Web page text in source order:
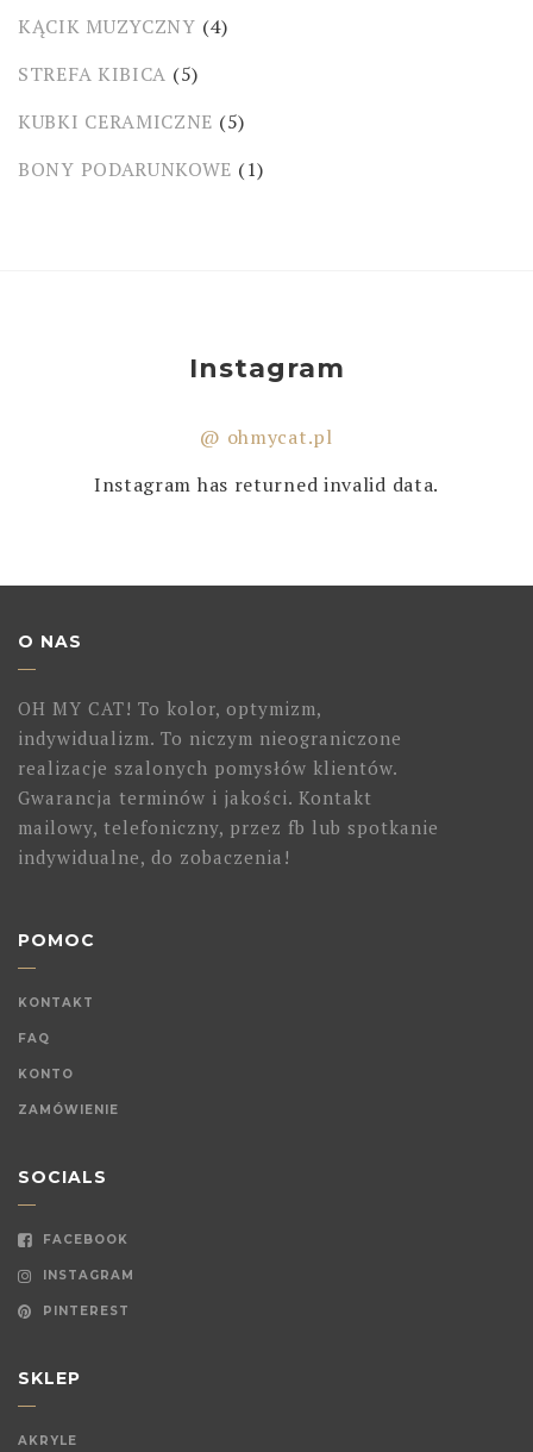
KĄCIK MUZYCZNY (4)
STREFA KIBICA (5)
KUBKI CERAMICZNE (5)
BONY PODARUNKOWE (1)
Instagram
@ ohmycat.pl
Instagram has returned invalid data.
O NAS
OH MY CAT! To kolor, optymizm,
indywidualizm. To niczym nieograniczone
realizacje szalonych pomysłów klientów.
Gwarancja terminów i jakości. Kontakt
mailowy, telefoniczny, przez fb lub spotkanie
indywidualne, do zobaczenia!
POMOC
KONTAKT
FAQ
KONTO
ZAMÓWIENIE
SOCIALS
FACEBOOK
INSTAGRAM
PINTEREST
SKLEP
AKRYLE